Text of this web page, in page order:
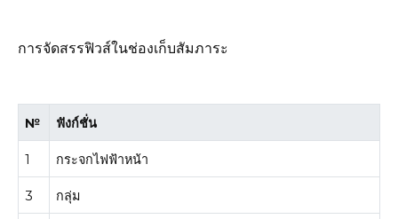
การจัดสรรฟิวส์ในช่องเก็บสัมภาระ
№ ฟังก์ชั่น
1 กระจกไฟฟ้าหน้า
3 กลุ่ม